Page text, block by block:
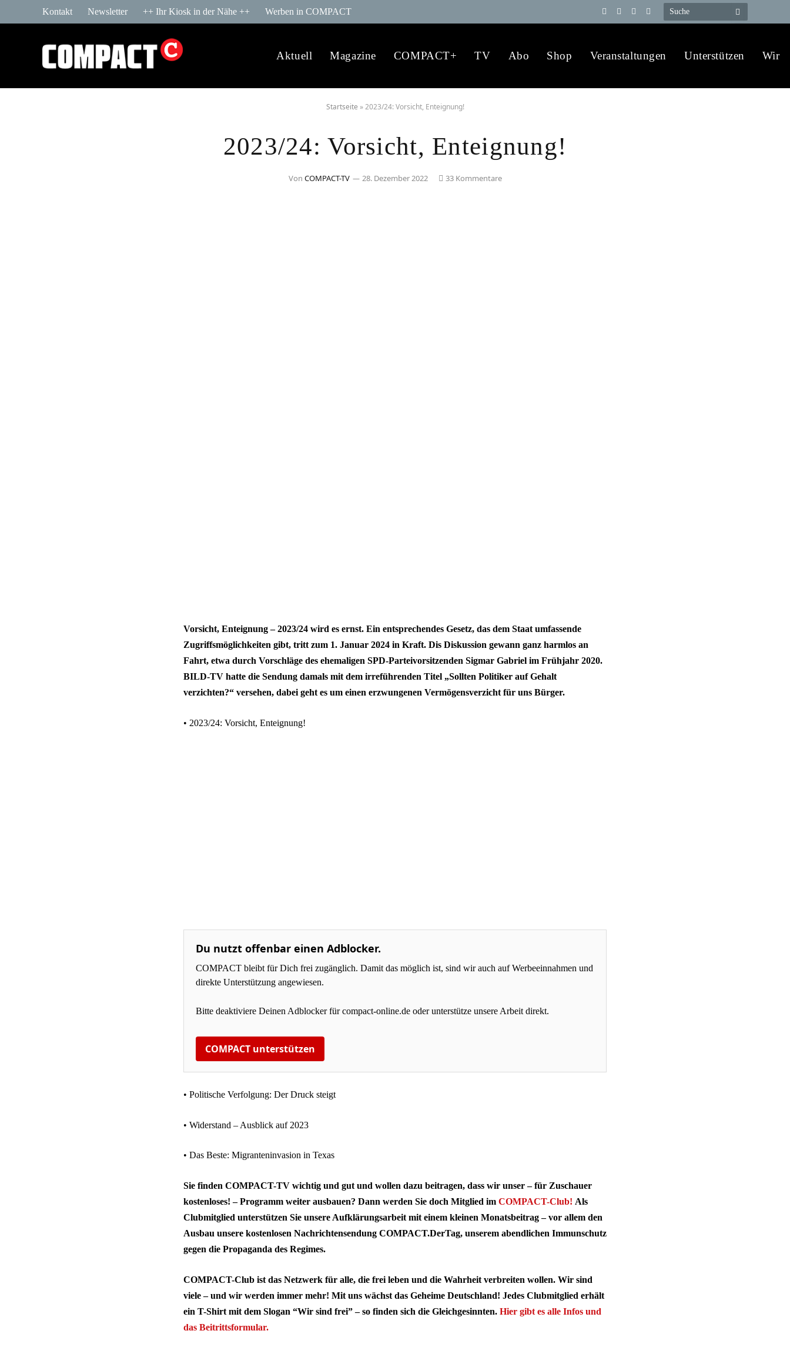
Kontakt Newsletter ++ Ihr Kiosk in der Nähe ++ Werben in COMPACT
Telegram
YouTube
X
WhatsApp
Aktuell Magazine COMPACT+ TV Abo Shop Veranstaltungen Unterstützen Wir
Startseite »2023/24: Vorsicht, Enteignung!
2023/24: Vorsicht, Enteignung!
Von COMPACT-TV 28. Dezember 2022 33 Kommentare
Vorsicht, Enteignung – 2023/24 wird es ernst. Ein entsprechendes Gesetz, das dem Staat umfassende
Zugriffsmöglichkeiten gibt, tritt zum 1. Januar 2024 in Kraft. Dis Diskussion gewann ganz harmlos an
Fahrt, etwa durch Vorschläge des ehemaligen SPD-Parteivorsitzenden Sigmar Gabriel im Frühjahr 2020.
BILD-TV hatte die Sendung damals mit dem irreführenden Titel „Sollten Politiker auf Gehalt
verzichten?“ versehen, dabei geht es um einen erzwungenen Vermögensverzicht für uns Bürger.
• 2023/24: Vorsicht, Enteignung!
Du nutzt offenbar einen Adblocker.
COMPACT bleibt für Dich frei zugänglich. Damit das möglich ist, sind wir auch auf Werbeeinnahmen und
direkte Unterstützung angewiesen.
Bitte deaktiviere Deinen Adblocker für compact-online.de oder unterstütze unsere Arbeit direkt.
COMPACT unterstützen
• Politische Verfolgung: Der Druck steigt
• Widerstand – Ausblick auf 2023
• Das Beste: Migranteninvasion in Texas
Sie finden COMPACT-TV wichtig und gut und wollen dazu beitragen, dass wir unser – für Zuschauer
kostenloses! – Programm weiter ausbauen? Dann werden Sie doch Mitglied im COMPACT-Club! Als
Clubmitglied unterstützen Sie unsere Aufklärungsarbeit mit einem kleinen Monatsbeitrag – vor allem den
Ausbau unsere kostenlosen Nachrichtensendung COMPACT.DerTag, unserem abendlichen Immunschutz
gegen die Propaganda des Regimes.
COMPACT-Club ist das Netzwerk für alle, die frei leben und die Wahrheit verbreiten wollen. Wir sind
viele – und wir werden immer mehr! Mit uns wächst das Geheime Deutschland! Jedes Clubmitglied erhält
ein T-Shirt mit dem Slogan “Wir sind frei” – so finden sich die Gleichgesinnten. Hier gibt es alle Infos und
das Beitrittsformular.